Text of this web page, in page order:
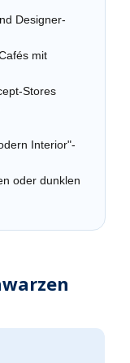
Designer-
mit
Stores
Interior"-
oder dunklen